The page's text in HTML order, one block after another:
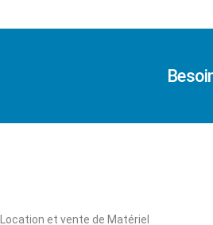
Location et vente de Matériel